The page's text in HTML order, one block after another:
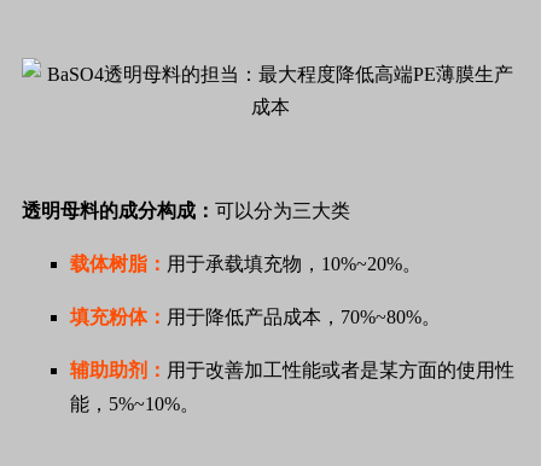
透明母料的成分构成： 可以分为三大类
载体树脂： 用于承载填充物，10%~20%。
填充粉体： 用于降低产品成本，70%~80%。
辅助助剂： 用于改善加工性能或者是某方面的使用性
能，5%~10%。